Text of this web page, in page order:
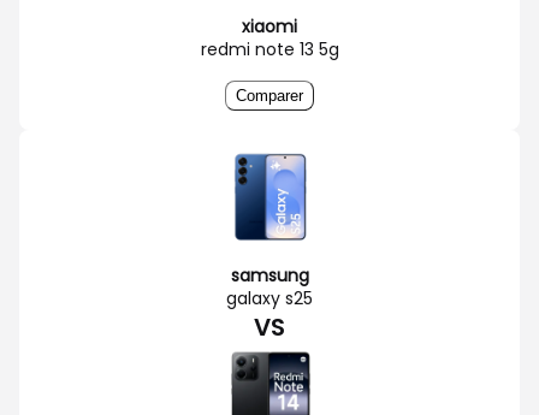
xiaomi
redmi note 13 5g
Comparer
samsung
galaxy s25
VS